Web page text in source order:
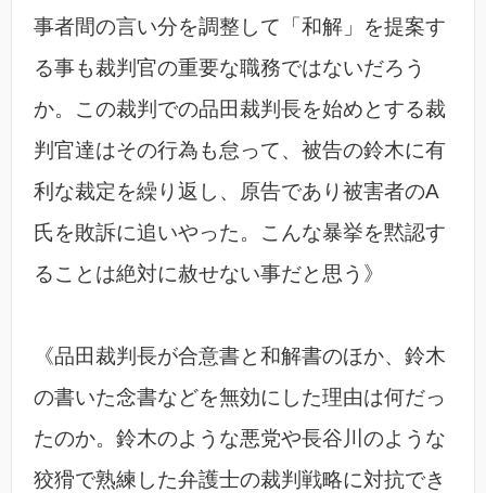
事者間の言い分を調整して「和解」を提案す
る事も裁判官の重要な職務ではないだろう
か。この裁判での品田裁判長を始めとする裁
判官達はその行為も怠って、被告の鈴木に有
利な裁定を繰り返し、原告であり被害者のA
氏を敗訴に追いやった。こんな暴挙を黙認す
ることは絶対に赦せない事だと思う》
《品田裁判長が合意書と和解書のほか、鈴木
の書いた念書などを無効にした理由は何だっ
たのか。鈴木のような悪党や長谷川のような
狡猾で熟練した弁護士の裁判戦略に対抗でき